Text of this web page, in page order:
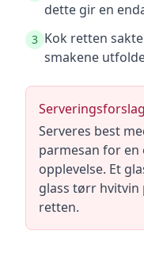
dette gir en
3 Kok retten
smakene
Serveringsforslag
Serveres best
parmesan for
opplevelse. Et
glass tørr
retten.